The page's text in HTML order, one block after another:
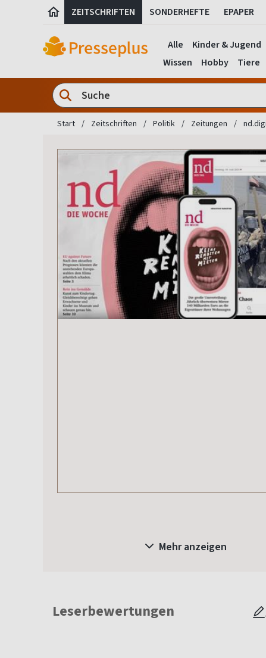
ZEITSCHRIFTEN SONDERHEFTE EPAPER
Alle Kinder & Jugend
Wissen
Hobby Tiere
Start Zeitschriften Politik Zeitungen
Mehr anzeigen
Leserbewertungen